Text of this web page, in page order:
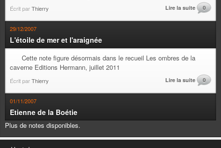
Écrit parThierry Lire la suite 0
29/12/2007
L'étoile de mer et l'araignée
Cette note figure désormais dans le recueil Les ombres de la
caverne Editions Hermann, juillet 2011
Écrit parThierry Lire la suite 0
01/11/2007
Etienne de la Boétie
Plus de notes disponibles.